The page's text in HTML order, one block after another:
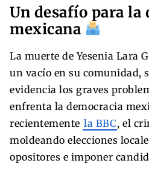
Un desafío para la
mexicana
La muerte de Yesenia Lara
un vacío en su comunidad,
evidencia los graves
enfrenta la democracia
recientemente la BBC, el
moldeando elecciones
opositores e imponer